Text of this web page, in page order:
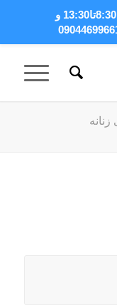
، ساعت کار 8:30تا13:30 و